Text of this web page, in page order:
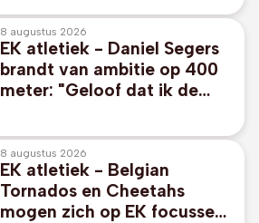
8 augustus 2026
EK atletiek - Daniel Segers
brandt van ambitie op 400
meter: "Geloof dat ik de
8 augustus 2026
EK atletiek - Belgian
Tornados en Cheetahs
mogen zich op EK focussen